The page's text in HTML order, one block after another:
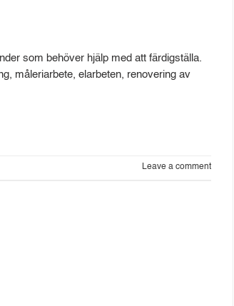
som behöver hjälp med att färdigställa.
måleriarbete, elarbeten, renovering av
Leave a comment